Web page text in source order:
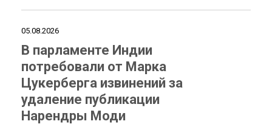
05.08.2026
В парламенте Индии
потребовали от Марка
Цукерберга извинений за
удаление публикации
Нарендры Моди